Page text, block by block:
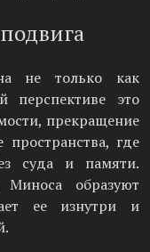
не только как
перспективе это
прекращение
где
суда и памяти.
образуют
ее изнутри и